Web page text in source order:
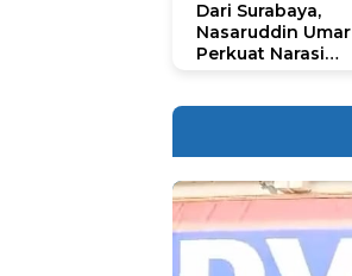
Dari Surabaya,
Nasaruddin Umar
Perkuat Narasi